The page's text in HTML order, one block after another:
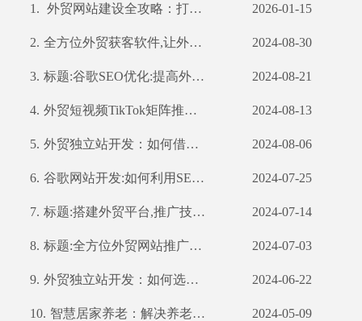
1. 外贸网站建设全攻略：打造国际化平台，赢在起点 2026-01-15
2. 全方位外贸获客软件,让外贸业务更轻松 2024-08-30
3. 标题:谷歌SEO优化:提高外贸企业全球曝光率 2024-08-21
4. 外贸短视频TikTok矩阵推广：如何利用TikTok扩大国际市场 2024-08-13
5. 外贸独立站开发：如何借助公司优势打造高效营销渠道 2024-08-06
6. 谷歌网站开发:如何利用SEO优化提高网站流量和转化率 2024-07-25
7. 标题:搭建外贸平台,推广技巧不容错过 2024-07-14
8. 标题:全方位外贸网站推广策略,提高你的网站曝光率 2024-07-03
9. 外贸独立站开发：如何选择合适的开发公司？ 2024-06-22
10. 智慧居家养老：解决养老难题的新思路 2024-05-09